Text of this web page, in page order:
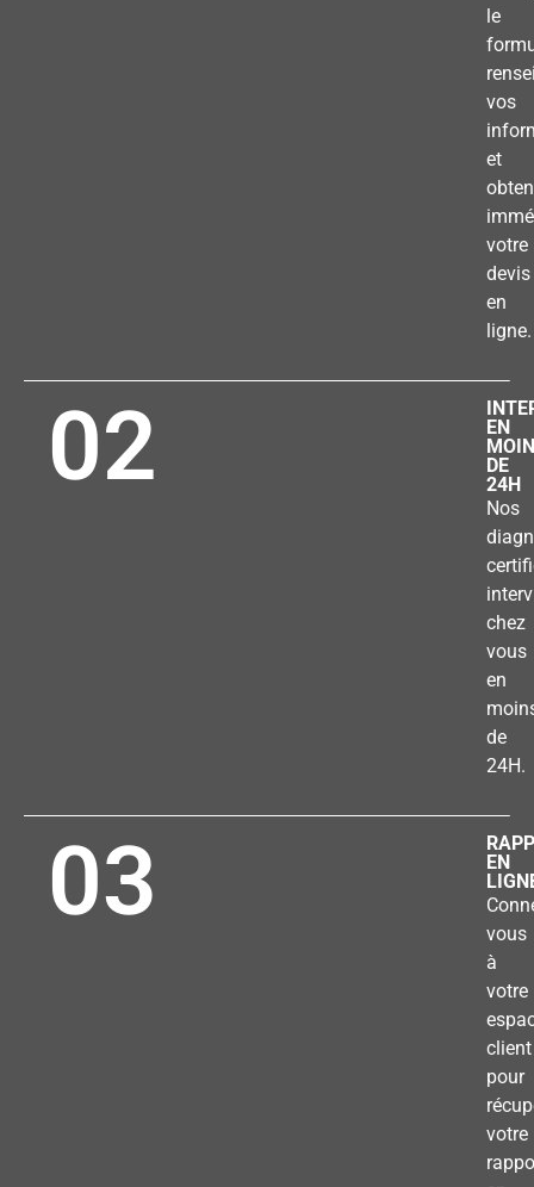
le
vos
et
votre
devis
en
ligne.
02
EN
DE
24H
Nos
chez
vous
en
de
24H.
03
EN
vous
à
votre
client
pour
votre